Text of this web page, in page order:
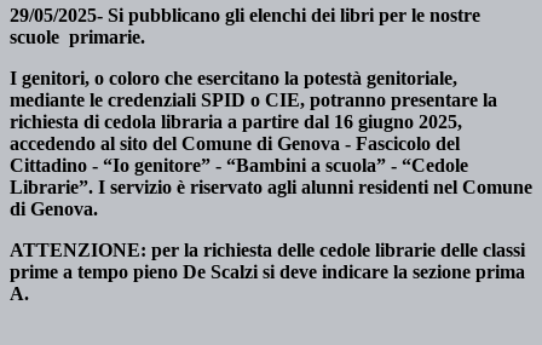
29/05/2025- Si pubblicano gli elenchi dei libri per le nostre
scuole primarie.
I genitori, o coloro che esercitano la potestà genitoriale,
mediante le credenziali SPID o CIE, potranno presentare la
richiesta di cedola libraria a partire dal 16 giugno 2025,
accedendo al sito del Comune di Genova - Fascicolo del
Cittadino - “Io genitore” - “Bambini a scuola” - “Cedole
Librarie”. I servizio è riservato agli alunni residenti nel Comune
di Genova.
ATTENZIONE: per la richiesta delle cedole librarie delle classi
prime a tempo pieno De Scalzi si deve indicare la sezione prima
A.